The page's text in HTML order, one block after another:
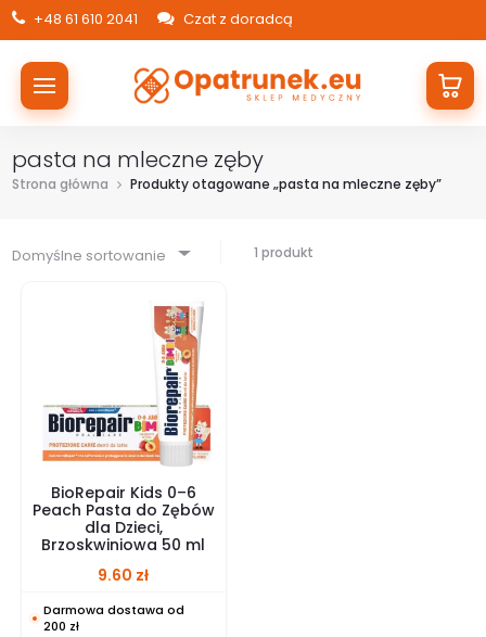
+48 61 610 2041 Czat z doradcą
pasta na mleczne zęby
Strona główna Produkty otagowane „pasta na mleczne zęby”
Domyślne sortowanie 1 produkt
BioRepair Kids 0–6
Peach Pasta do Zębów
dla Dzieci,
Brzoskwiniowa 50 ml
9.60 zł
Darmowa dostawa od
200 zł